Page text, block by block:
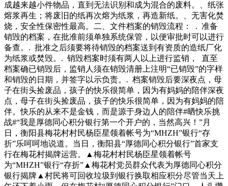
成越来越小件物品，直到无法识别和成为混合的废料。、纸张
熔浆再生；将废旧的纸再次熔为纸浆，再造新纸。、无害化焚
烧，安全性保密性最高。二、文件档案的销毁流程： . 准备
销毁的档案，在批准前须单独系统保管，以便审批时可以进行
备查。. 批准之后须要将待销毁的档案送到有资质的造纸厂化
为纸浆或焚毁。. 销毁档案时须有两人以上进行监销， 直至
档案确已销毁后，监销人须在销毁清册上注明“已销毁”的字样
和销毁的日期，并签字以示负责。. 档案销毁后要深夜点，母
子在街头捡废品，孩子的快乐很简单，因为有妈妈的陪伴深夜
点，母子在街头捡废品，孩子的快乐很简单，因为有妈妈的陪
伴。快乐的从来不是金钱，而是源于身边人的陪伴#晒快乐挑
战#“我是厚德同心积分银行第一个开户的，当然高兴！”月
日，衡阳县梅花村村民杨臣星领着帐号为“MHZH”银行“存
折”乐呵呵地说道。当日，衡阳县“厚德同心积分银行”首家支
行在梅花村揭牌运营。▲梅花村村民杨臣星领着帐号
为“MHZH”银行“存折”▲梅花村党员群众代表为厚德同心积分
银行揭牌▲村民将可回收垃圾到银行换取相应积分尽管当天上